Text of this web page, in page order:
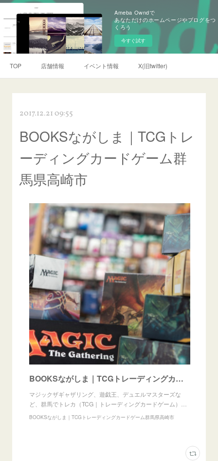
Ameba Owndで
あなただけのホームページやブログをつ
くろう
今すぐ試す
TOP 店舗情報 イベント情報 X(旧twitter)
2017.12.21 09:55
BOOKSながしま｜TCGトレ
ーディングカードゲーム群
馬県高崎市
BOOKSながしま｜TCGトレーディングカードゲーム群馬県高崎市
マジックザギャザリング、遊戯王、デュエルマスターズな
ど、群馬でトレカ（TCG｜トレーディングカードゲーム）…
BOOKSながしま｜TCGトレーディングカードゲーム群馬県高崎市